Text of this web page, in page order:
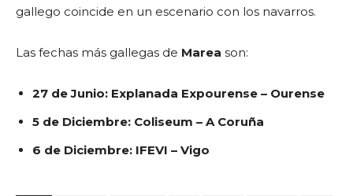
gallego coincide en un escenario con los navarros.
Las fechas más gallegas de Marea son:
27 de Junio: Explanada Expourense – Ourense
5 de Diciembre: Coliseum – A Coruña
6 de Diciembre: IFEVI – Vigo